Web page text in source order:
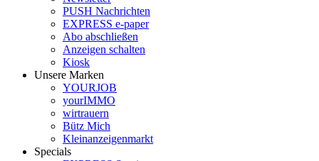
PUSH Nachrichten
EXPRESS e-paper
Abo abschließen
Anzeigen schalten
Kiosk
Unsere Marken
YOURJOB
yourIMMO
wirtrauern
Bütz Mich
Kleinanzeigenmarkt
Specials